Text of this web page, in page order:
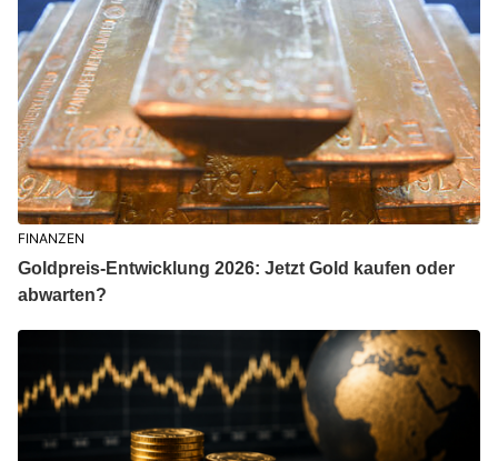
FINANZEN
Goldpreis-Entwicklung 2026: Jetzt Gold kaufen oder
abwarten?